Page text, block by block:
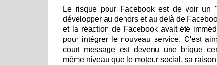
Le risque pour Facebook est de voir un
développer au dehors et au delà de
et la réaction de Facebook avait été
pour intégrer le nouveau service. C'est
court message est devenu une brique
même niveau que le moteur social, sa